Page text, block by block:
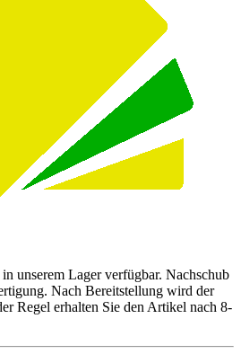
unserem Lager verfügbar. Nachschub
Nach Bereitstellung wird der
Regel erhalten Sie den Artikel nach 8-